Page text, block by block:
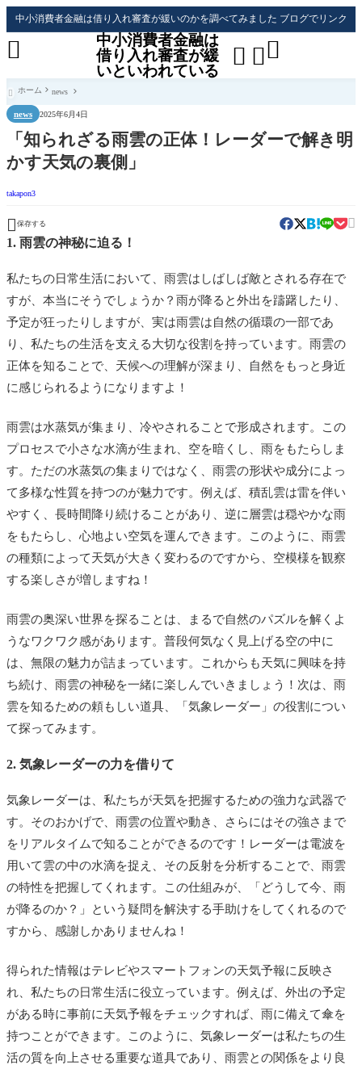
中小消費者金融は借り入れ審査が緩いのかを調べてみました ブログでリンク
中小消費者金融は
借り入れ審査が緩
いといわれている
 

 ホーム news
news 2025年6月4日
「知られざる雨雲の正体！レーダーで解き明
かす天気の裏側」
takapon3
 保存する 
1. 雨雲の神秘に迫る！
私たちの日常生活において、雨雲はしばしば敵とされる存在で
すが、本当にそうでしょうか？雨が降ると外出を躊躇したり、
予定が狂ったりしますが、実は雨雲は自然の循環の一部であ
り、私たちの生活を支える大切な役割を持っています。雨雲の
正体を知ることで、天候への理解が深まり、自然をもっと身近
に感じられるようになりますよ！
雨雲は水蒸気が集まり、冷やされることで形成されます。この
プロセスで小さな水滴が生まれ、空を暗くし、雨をもたらしま
す。ただの水蒸気の集まりではなく、雨雲の形状や成分によっ
て多様な性質を持つのが魅力です。例えば、積乱雲は雷を伴い
やすく、長時間降り続けることがあり、逆に層雲は穏やかな雨
をもたらし、心地よい空気を運んできます。このように、雨雲
の種類によって天気が大きく変わるのですから、空模様を観察
する楽しさが増しますね！
雨雲の奥深い世界を探ることは、まるで自然のパズルを解くよ
うなワクワク感があります。普段何気なく見上げる空の中に
は、無限の魅力が詰まっています。これからも天気に興味を持
ち続け、雨雲の神秘を一緒に楽しんでいきましょう！次は、雨
雲を知るための頼もしい道具、「気象レーダー」の役割につい
て探ってみます。
2. 気象レーダーの力を借りて
気象レーダーは、私たちが天気を把握するための強力な武器で
す。そのおかげで、雨雲の位置や動き、さらにはその強さまで
をリアルタイムで知ることができるのです！レーダーは電波を
用いて雲の中の水滴を捉え、その反射を分析することで、雨雲
の特性を把握してくれます。この仕組みが、「どうして今、雨
が降るのか？」という疑問を解決する手助けをしてくれるので
すから、感謝しかありませんね！
得られた情報はテレビやスマートフォンの天気予報に反映さ
れ、私たちの日常生活に役立っています。例えば、外出の予定
がある時に事前に天気予報をチェックすれば、雨に備えて傘を
持つことができます。このように、気象レーダーは私たちの生
活の質を向上させる重要な道具であり、雨雲との関係をより良